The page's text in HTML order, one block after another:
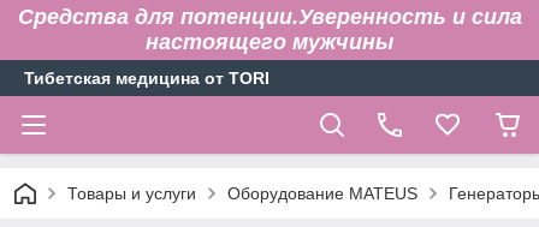
Средства для потенции.Уверенность и сила
настоящего мужчины
Тибетская медицина от TORI
Товары и услуги Оборудование MATEUS